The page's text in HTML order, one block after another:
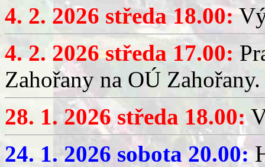
4. 2. 2026 středa 18.00:
4. 2. 2026 středa 17.00:
Zahořany na OÚ Zahořany.
28. 1. 2026 středa 18.00:
24. 1. 2026 sobota 20.00: